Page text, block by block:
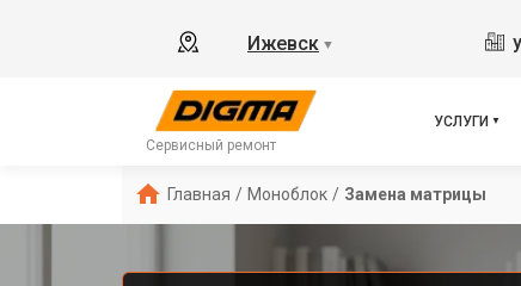
Ижевск ▼
Сервисный ремонт
УСЛУГИ
Главная / Моноблок / Замена матрицы